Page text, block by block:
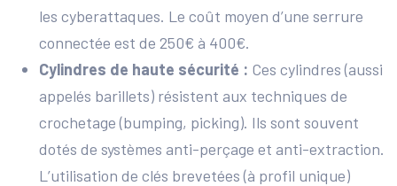
les cyberattaques. Le coût moyen d’une serrure
connectée est de 250€ à 400€.
Cylindres de haute sécurité : Ces cylindres (aussi
appelés barillets) résistent aux techniques de
crochetage (bumping, picking). Ils sont souvent
dotés de systèmes anti-perçage et anti-extraction.
L’utilisation de clés brevetées (à profil unique)